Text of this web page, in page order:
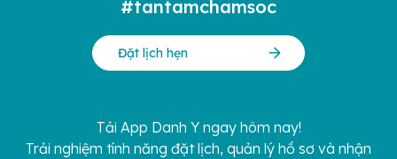
#tantamchamsoc
Đặt lịch hẹn
Tải App Danh Y ngay hôm nay!
Trải nghiệm tính năng đặt lịch, quản lý hồ sơ và nhận